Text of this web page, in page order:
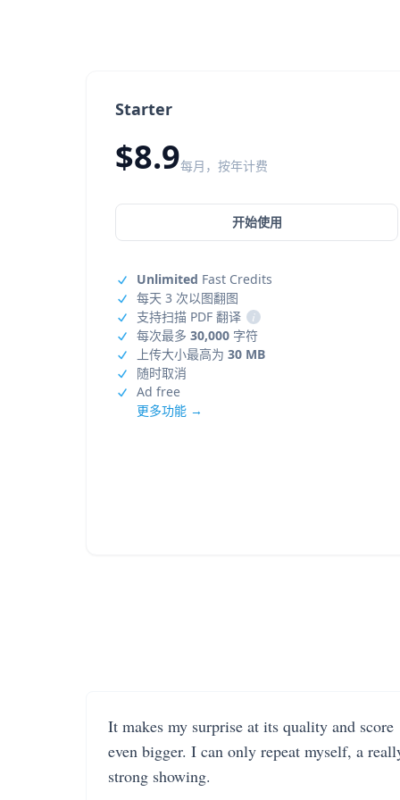
Starter
$8.9每月，按年计费
开始使用
Unlimited Fast Credits
每天 3 次以图翻图
支持扫描 PDF 翻译
i
每次最多 30,000 字符
上传大小最高为 30 MB
随时取消
Ad free
更多功能 →
It makes my surprise at its quality and score
even bigger. I can only repeat myself, a
strong showing.